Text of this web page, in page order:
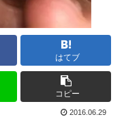
はてブ
コピー
2016.06.29